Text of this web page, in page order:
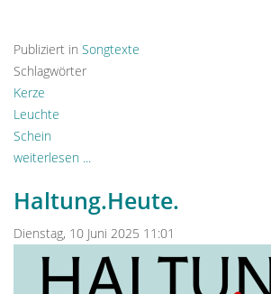
Publiziert in Songtexte
Schlagwörter
Kerze
Leuchte
Schein
weiterlesen ...
Haltung.Heute.
Dienstag, 10 Juni 2025 11:01